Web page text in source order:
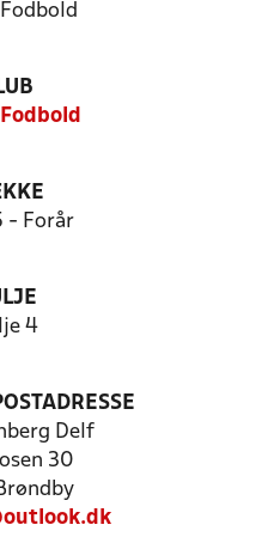
- Forår
4
Delf
30